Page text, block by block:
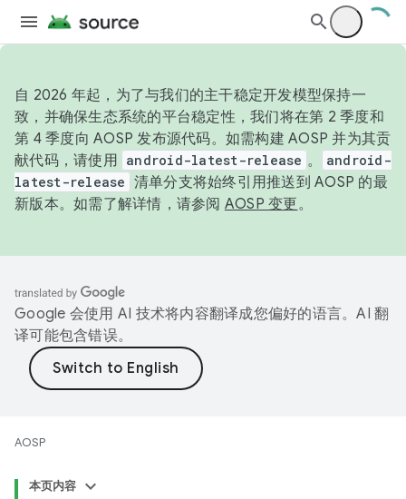
自 2026 年起，为了与我们的主干稳定开发模型保持一
致，并确保生态系统的平台稳定性，我们将在第 2 季度和
第 4 季度向 AOSP 发布源代码。如需构建 AOSP 并为其贡
献代码，请使用 android-latest-release 。
android-
latest-release 清单分支将始终引用推送到 AOSP 的最
新版本。如需了解详情，请参阅 AOSP 变更。
Google 会使用 AI 技术将内容翻译成您偏好的语言。AI 翻
译可能包含错误。
AOSP
本页内容